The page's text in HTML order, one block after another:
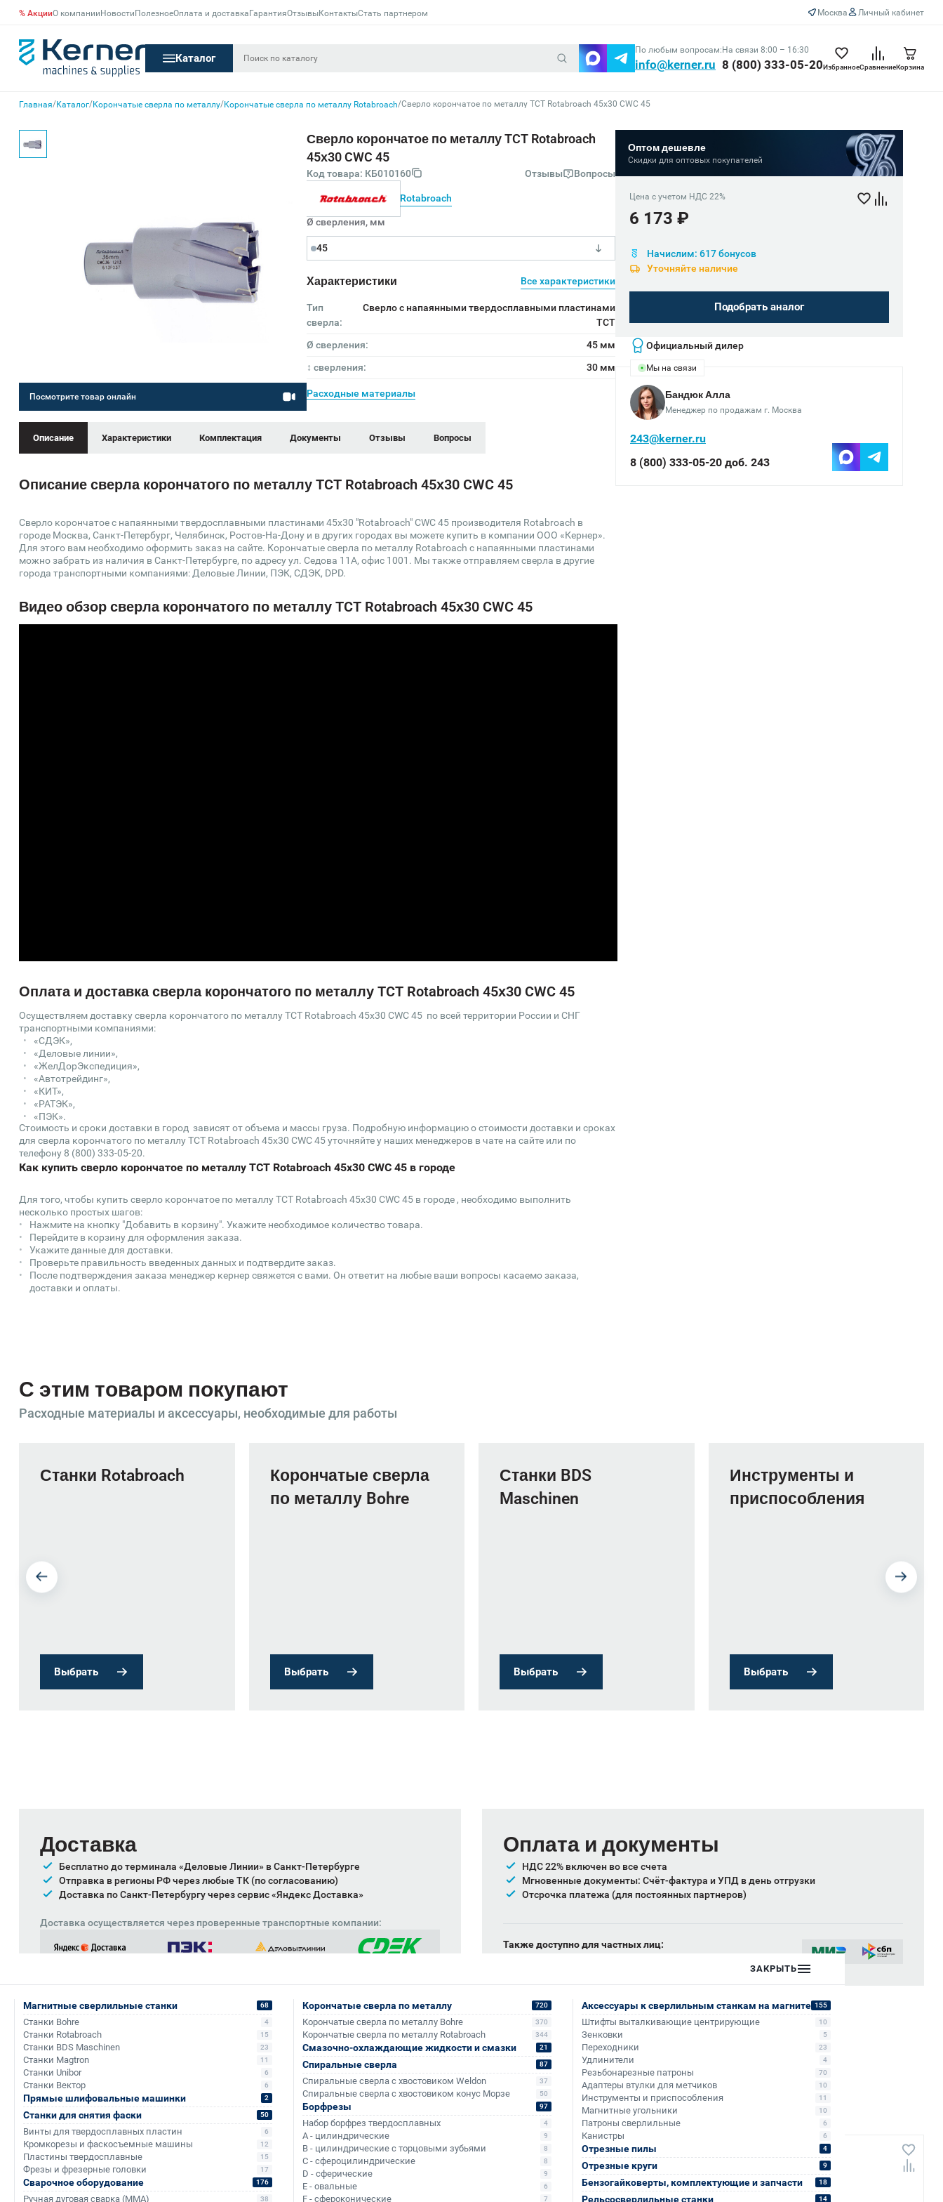
% АкцииО компанииНовостиПолезноеОплата и доставкаГарантияОтзывыКонтактыСтать партнером Москва Личный кабинет
Каталог
По любым вопросам:
info@kerner.ru
На связи 8:00 – 16:30
8 (800) 333-05-20ИзбранноеСравнениеКорзина
Главная/Каталог/Корончатые сверла по металлу/Корончатые сверла по металлу Rotabroach/Сверло корончатое по металлу TCT Rotabroach 45х30 CWC 45
Посмотрите товар онлайн
Сверло корончатое по металлу TCT Rotabroach
45х30 CWC 45
Код товара: КБ010160 Отзывы Вопросы
Rotabroach
Ø сверления, мм
45
Характеристики Все характеристики
Тип
сверла:
Сверло с напаянными твердосплавными пластинами
TCT
Ø сверления:
45 мм
↕ сверления:
30 мм
Расходные материалы
Описание Характеристики Комплектация Документы Отзывы Вопросы
Описание сверла корончатого по металлу TCT Rotabroach 45х30 CWC 45
Сверло корончатое с напаянными твердосплавными пластинами 45х30 "Rotabroach" CWC 45 производителя Rotabroach в
городе Москва, Санкт-Петербург, Челябинск, Ростов-На-Дону и в других городах вы можете купить в компании ООО «Кернер».
Для этого вам необходимо оформить заказ на сайте. Корончатые сверла по металлу Rotabroach с напаянными пластинами
можно забрать из наличия в Санкт-Петербурге, по адресу ул. Седова 11А, офис 1001. Мы также отправляем сверла в другие
города транспортными компаниями: Деловые Линии, ПЭК, СДЭК, DPD.
Видео обзор сверла корончатого по металлу TCT Rotabroach 45х30 CWC 45
Оплата и доставка сверла корончатого по металлу TCT Rotabroach 45х30 CWC 45
Осуществляем доставку сверла корончатого по металлу TCT Rotabroach 45х30 CWC 45 по всей территории России и СНГ
транспортными компаниями:
«СДЭК»,
«Деловые линии»,
«ЖелДорЭкспедиция»,
«Автотрейдинг»,
«КИТ»,
«РАТЭК»,
«ПЭК».
Стоимость и сроки доставки в город зависят от объема и массы груза. Подробную информацию о стоимости доставки и сроках
для сверла корончатого по металлу TCT Rotabroach 45х30 CWC 45 уточняйте у наших менеджеров в чате на сайте или по
телефону 8 (800) 333-05-20.
Как купить сверло корончатое по металлу TCT Rotabroach 45х30 CWC 45 в городе
Для того, чтобы купить сверло корончатое по металлу TCT Rotabroach 45х30 CWC 45 в городе , необходимо выполнить
несколько простых шагов:
Нажмите на кнопку "Добавить в корзину". Укажите необходимое количество товара.
Перейдите в корзину для оформления заказа.
Укажите данные для доставки.
Проверьте правильность введенных данных и подтвердите заказ.
После подтверждения заказа менеджер кернер свяжется с вами. Он ответит на любые ваши вопросы касаемо заказа,
доставки и оплаты.
Оптом дешевле
Скидки для оптовых покупателей
Цена с учетом НДС 22%
6 173 ₽
Начислим: 617 бонусов
Уточняйте наличие
Подобрать аналог
Официальный дилер
Мы на связи
Бандюк Алла
Менеджер по продажам г. Москва
243@kerner.ru
8 (800) 333-05-20 доб. 243
С этим товаром покупают
Расходные материалы и аксессуары, необходимые для работы
Станки Rotabroach
Выбрать
Корончатые сверла
по металлу Bohre
Выбрать
Станки BDS
Maschinen
Выбрать
Инструменты и
приспособления
Выбрать
Доставка
Бесплатно до терминала «Деловые Линии» в Санкт-Петербурге
Отправка в регионы РФ через любые ТК (по согласованию)
Доставка по Санкт-Петербургу через сервис «Яндекс Доставка»
Доставка осуществляется через проверенные транспортные компании:
Оплата и документы
НДС 22% включен во все счета
Мгновенные документы: Счёт-фактура и УПД в день отгрузки
Отсрочка платежа (для постоянных партнеров)
Также доступно для частных лиц:
Аналоги и похожие товары
+291 +3 999 +384
ЗАКРЫТЬ
Магнитные сверлильные станки 68
Станки Bohre 4
Станки Rotabroach 15
Станки BDS Maschinen 23
Станки Magtron 11
Станки Unibor 6
Станки Вектор 6
Прямые шлифовальные машинки 2
Станки для снятия фаски 50
Винты для твердосплавных пластин 6
Кромкорезы и фаскосъемные машины 12
Пластины твердосплавные 15
Фрезы и фрезерные головки 17
Сварочное оборудование 176
Ручная дуговая сварка (MMA) 38
Корончатые сверла по металлу 720
Корончатые сверла по металлу Bohre 370
Корончатые сверла по металлу Rotabroach 344
Смазочно-охлаждающие жидкости и смазки 21
Спиральные сверла 87
Спиральные сверла с хвостовиком Weldon 37
Спиральные сверла с хвостовиком конус Морзе 50
Борфрезы 97
Набор борфрез твердосплавных 4
A - цилиндрические 9
B - цилиндрические с торцовыми зубьями 8
C - сфероцилиндрические 8
D - сферические 9
E - овальные 6
F - сфероконические 7
Аксессуары к сверлильным станкам на магните 155
Штифты выталкивающие центрирующие 10
Зенковки 5
Переходники 23
Удлинители 4
Резьбонарезные патроны 70
Адаптеры втулки для метчиков 10
Инструменты и приспособления 11
Магнитные угольники 10
Патроны сверлильные 6
Канистры 6
Отрезные пилы 4
Отрезные круги 9
Бензогайковерты, комплектующие и запчасти 18
Рельсосверлильные станки 14